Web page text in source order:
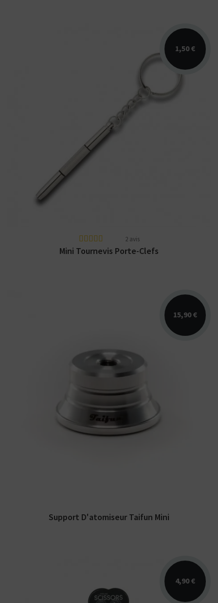
1,50 €
Mini tournevis porte-clefs
2 avis
Mini Tournevis Porte-Clefs
15,90 €
Wickelsockel Taifun Mini pour reconstruire
votre résistance plus simplement !
Support D'atomiseur Taifun Mini
4,90 €